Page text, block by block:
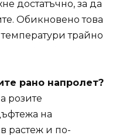
достатъчно, за да
Обикновено това
трайно
рано напролет?
розите
на
растеж и по-